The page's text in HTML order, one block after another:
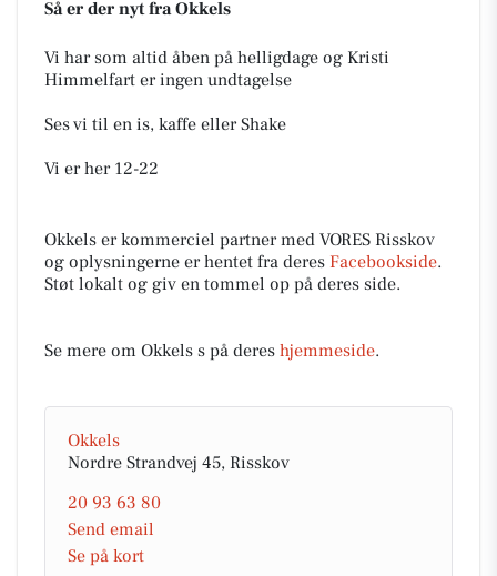
Så er der nyt fra Okkels
Vi har som altid åben på helligdage og Kristi
Himmelfart er ingen undtagelse
Ses vi til en is, kaffe eller Shake
Vi er her 12-22
Okkels er kommerciel partner med VORES Risskov
og oplysningerne er hentet fra deres Facebookside.
Støt lokalt og giv en tommel op på deres side.
Se mere om Okkels s på deres hjemmeside.
Okkels
Nordre Strandvej 45, Risskov
20 93 63 80
Send email
Se på kort